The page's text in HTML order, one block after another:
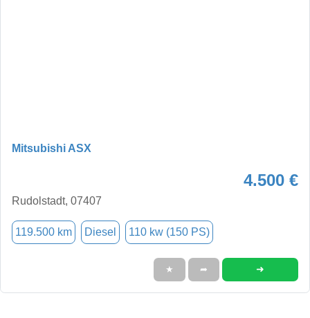
Mitsubishi ASX
4.500 €
Rudolstadt, 07407
119.500 km Diesel 110 kw (150 PS)
★ ➦ ➜